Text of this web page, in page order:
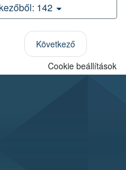
142
Következő
Cookie beállítások